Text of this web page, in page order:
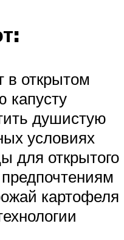
открытом
капусту
душистую
условиях
для открытого
картофеля